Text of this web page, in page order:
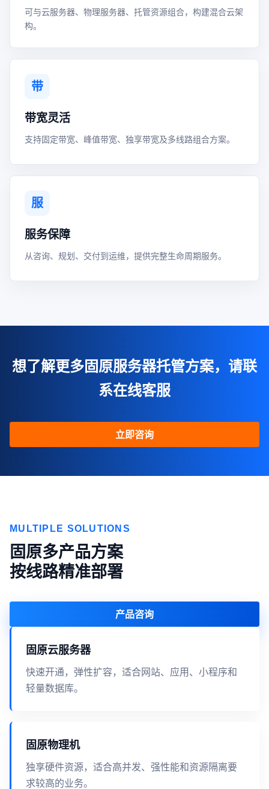
可与云服务器、物理服务器、托管资源组合，构建混合云架
构。
带
带宽灵活
支持固定带宽、峰值带宽、独享带宽及多线路组合方案。
服
服务保障
从咨询、规划、交付到运维，提供完整生命周期服务。
想了解更多固原服务器托管方案，请联
系在线客服
立即咨询
MULTIPLE SOLUTIONS
固原多产品方案
按线路精准部署
产品咨询
固原云服务器
快速开通，弹性扩容，适合网站、应用、小程序和
轻量数据库。
固原物理机
独享硬件资源，适合高并发、强性能和资源隔离要
求较高的业务。